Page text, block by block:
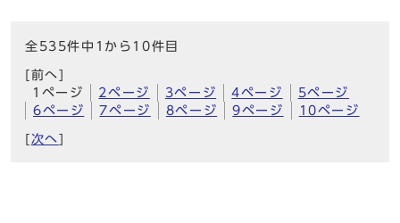
全535件中1から10件目
[前へ]
1ページ
2ページ 3ページ 4ページ
5ページ
6ページ
7ページ 8ページ 9ページ 10ページ
[次へ]